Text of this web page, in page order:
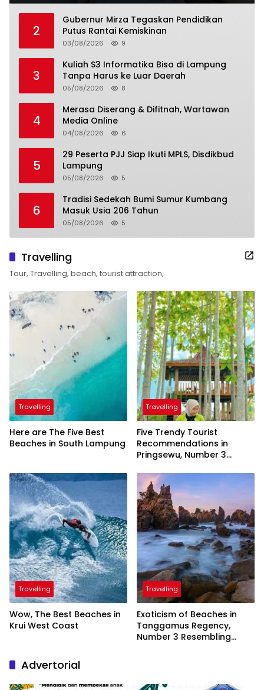
2
Gubernur Mirza Tegaskan Pendidikan
Putus Rantai Kemiskinan
03/08/2026 9
3
Kuliah S3 Informatika Bisa di Lampung
Tanpa Harus ke Luar Daerah
05/08/2026 8
4
Merasa Diserang & Difitnah, Wartawan
Media Online
04/08/2026 6
5
29 Peserta PJJ Siap Ikuti MPLS, Disdikbud
Lampung
05/08/2026 5
6
Tradisi Sedekah Bumi Sumur Kumbang
Masuk Usia 206 Tahun
05/08/2026 5
Travelling
Tour, Travelling, beach, tourist attraction,
Travelling
Here are The Five Best
Beaches in South Lampung
Travelling
Five Trendy Tourist
Recommendations in
Pringsewu, Number 3
President
Travelling
Wow, The Best Beaches in
Krui West Coast
Travelling
Exoticism of Beaches in
Tanggamus Regency,
Number 3 Resembling
Advertorial